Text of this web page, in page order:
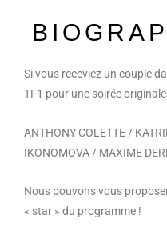
Si vous receviez un couple
TF1 pour une soirée
ANTHONY COLETTE /
IKONOMOVA / MAXIME
Nous pouvons vous
« star » du programme !